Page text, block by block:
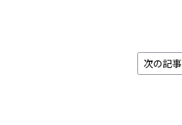
次の記事